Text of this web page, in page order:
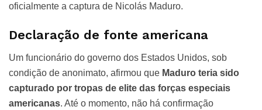
oficialmente a captura de Nicolás Maduro.
Declaração de fonte americana
Um funcionário do governo dos Estados Unidos, sob
condição de anonimato, afirmou que Maduro teria sido
capturado por tropas de elite das forças especiais
americanas. Até o momento, não há confirmação